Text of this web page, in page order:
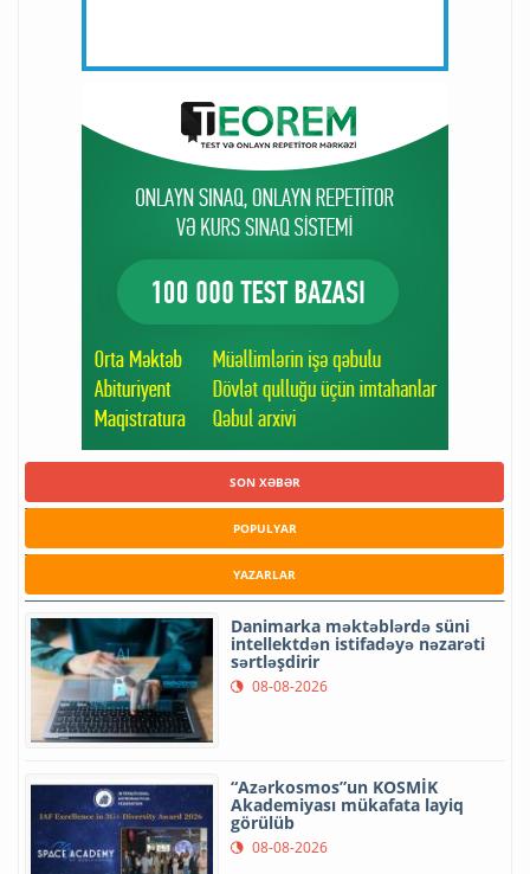
SON XƏBƏR
POPULYAR
YAZARLAR
Danimarka məktəblərdə süni
intellektdən istifadəyə nəzarəti
sərtləşdirir
08-08-2026
“Azərkosmos”un KOSMİK
Akademiyası mükafata layiq
görülüb
08-08-2026